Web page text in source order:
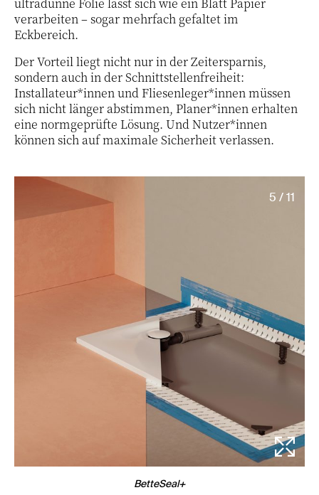
ultradünne Folie lässt sich wie ein Blatt Papier
verarbeiten – sogar mehrfach gefaltet im
Eckbereich.
Der Vorteil liegt nicht nur in der Zeitersparnis,
sondern auch in der Schnittstellenfreiheit:
Installateur*innen und Fliesenleger*innen müssen
sich nicht länger abstimmen, Planer*innen erhalten
eine normgeprüfte Lösung. Und Nutzer*innen
können sich auf maximale Sicherheit verlassen.
5 / 11
BetteSeal+